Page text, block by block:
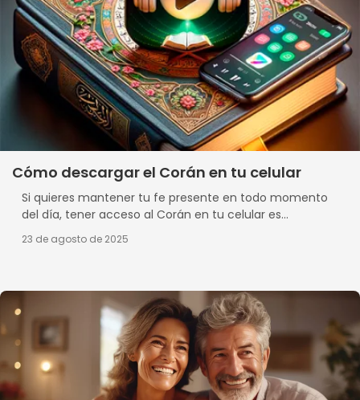
Cómo descargar el Corán en tu celular
Si quieres mantener tu fe presente en todo momento
del día, tener acceso al Corán en tu celular es...
23 de agosto de 2025